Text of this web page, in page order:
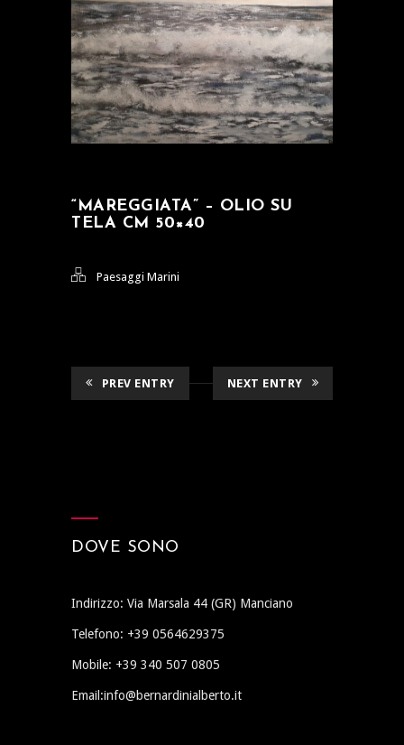
“MAREGGIATA” – OLIO SU
TELA CM 50×40
Paesaggi Marini
PREV ENTRY NEXT ENTRY
DOVE SONO
Indirizzo: Via Marsala 44 (GR) Manciano
Telefono: +39 0564629375
Mobile: +39 340 507 0805
Email:info@bernardinialberto.it